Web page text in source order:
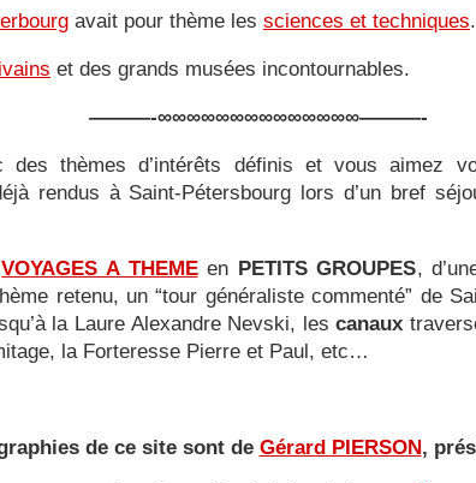
avait pour thème les sciences et techniques.
et des grands musées incontournables.
———-∞∞∞∞∞∞∞∞∞∞∞∞∞∞———-
des thèmes d’intérêts définis et vous aimez
rendus à Saint-Pétersbourg lors d’un bref
VOYAGES A THEMEen PETITS GROUPES,
retenu, un “tour généraliste commenté” de
la Laure Alexandre Nevski, lescanaux
la Forteresse Pierre et Paul, etc…
de ce site sont de Gérard PIERSON,